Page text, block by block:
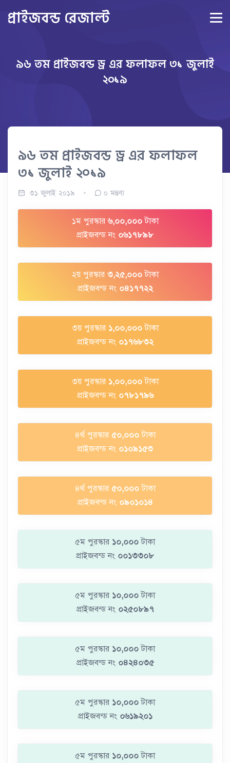
প্রাইজবন্ড রেজাল্ট
৯৬ তম প্রাইজবন্ড ড্র এর ফলাফল ৩১ জুলাই
২০১৯
৯৬ তম প্রাইজবন্ড ড্র এর ফলাফল
৩১ জুলাই ২০১৯
৩১ জুলাই ২০১৯ ০ মন্তব্য
১ম পুরস্কার৬,০০,০০০টাকা
প্রাইজবন্ড নং ০৬১৭৮৯৮
২য় পুরস্কার ৩,২৫,০০০টাকা
প্রাইজবন্ড নং ০৪১৭৭২২
৩য় পুরস্কার ১,০০,০০০টাকা
প্রাইজবন্ড নং ০১৭৬৮৩২
৩য় পুরস্কার ১,০০,০০০টাকা
প্রাইজবন্ড নং ০৭৮১৭৯৬
৪র্থ পুরস্কার ৫০,০০০টাকা
প্রাইজবন্ড নং ০১০৯১৫৩
৪র্থ পুরস্কার ৫০,০০০টাকা
প্রাইজবন্ড নং ০৯০১০১৪
৫ম পুরস্কার ১০,০০০ টাকা
প্রাইজবন্ড নং ০০১৩৩০৮
৫ম পুরস্কার ১০,০০০ টাকা
প্রাইজবন্ড নং ০২৫০৮৯৭
৫ম পুরস্কার ১০,০০০ টাকা
প্রাইজবন্ড নং ০৪২৪০৩৫
৫ম পুরস্কার ১০,০০০ টাকা
প্রাইজবন্ড নং ০৬১৯২০১
৫ম পুরস্কার ১০,০০০ টাকা